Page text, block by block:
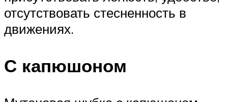
отсутствовать стесненность в
движениях.
С капюшоном